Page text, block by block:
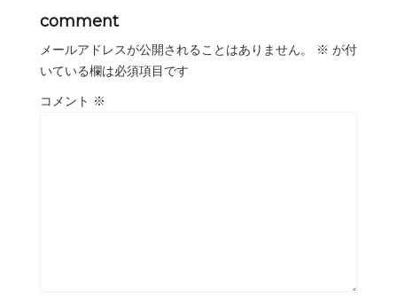
comment
メールアドレスが公開されることはありません。 ※ が付
いている欄は必須項目です
コメント ※